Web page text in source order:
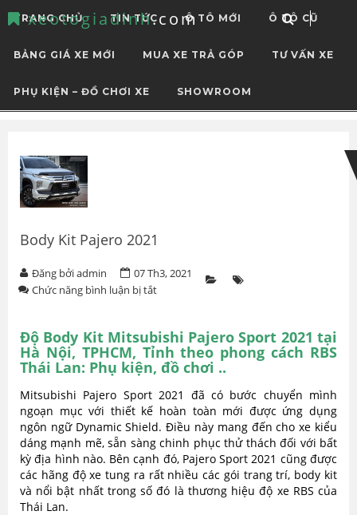
TRANG CHỦ TIN TỨC Ô TÔ MỚI Ô TÔ CŨ
BẢNG GIÁ XE MỚI MUA XE TRẢ GÓP TƯ VẤN XE
PHỤ KIỆN – ĐỒ CHƠI XE SHOWROOM
xeotogiadinh.com
Body Kit Pajero 2021
Đăng bởi admin
07 Th3, 2021
Chức năng bình luận bị tắtở
Pajero
2021
Độ Body Kit Mitsubishi Pajero Sport 2021 tại
Hà Nội, TPHCM, Tỉnh theo phong cách RBS
Thái Lan: Phụ kiện, đồ chơi ..
Mitsubishi Pajero Sport 2021 đã có bước chuyển mình
ngoạn mục với thiết kế hoàn toàn mới được ứng dụng
ngôn ngữ Dynamic Shield. Điều này mang đến cho xe kiểu
dáng mạnh mẽ, sẵn sàng chinh phục thử thách đối với bất
kỳ địa hình nào. Bên cạnh đó, Pajero Sport 2021 cũng được
các hãng độ xe tung ra rất nhiều các gói trang trí, body kit
và nổi bật nhất trong số đó là thương hiệu độ xe RBS của
Thái Lan.